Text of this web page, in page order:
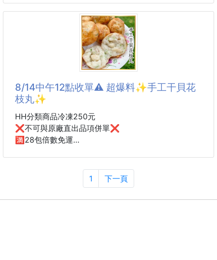
✨ 醬汁入味，肉嫩多汁不乾柴
✨ 烤肉、聚餐、下酒菜都超適合
🔥 中秋烤肉必備人氣雞翅，在家就能輕鬆烤出燒烤店
等級的美味，喜歡蒜香
✨ 一人份小包裝，份量剛剛好
嚴選台灣白米、秘魯紅藜、綿密芋頭、鮮美香菇，再搭
配竹筍、腐竹、紅蘿蔔等食材細火熬煮，每一口都吃得
到真材實料，口感濃郁滑順，芋香與菇香自然回甘，暖
✨ 冷凍保存，想吃隨時加熱
✨ 微波約10分鐘或隔水加熱10～15分鐘即可享用
✨ 早餐、午餐、宵夜、點心都方便
不論是忙碌上班族、學生、小家庭，或是家中長輩，都
能輕鬆享受一碗熱騰騰的美味好粥。
8/14中午12點收單⚠️ 超爆料✨手工干貝花
枝丸✨
HH分類商品冷凍250元
❌不可與原廠直出品項併單❌
🈵28包倍數免運
超級好吃的干貝花枝丸又來囉😍
一口咬下超爆料超有口感，激推🔝
1 下一頁